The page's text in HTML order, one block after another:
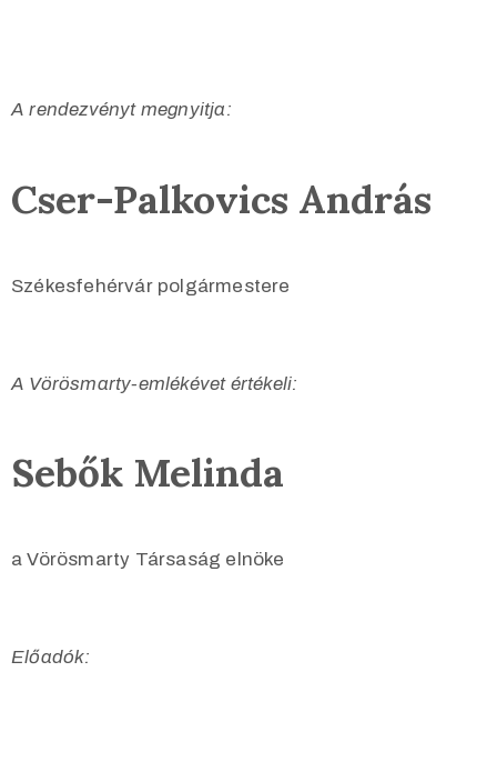
A rendezvényt megnyitja:
Cser-Palkovics András
Székesfehérvár polgármestere
A Vörösmarty-emlékévet értékeli:
Sebők Melinda
a Vörösmarty Társaság elnöke
Előadók: